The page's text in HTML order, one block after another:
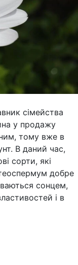
сімейства
у продажу
тому вже в
В даний час,
сорти, які
добре
сонцем,
і в